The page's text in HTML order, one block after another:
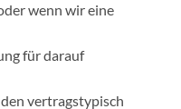
wenn wir eine
für darauf
vertragstypisch